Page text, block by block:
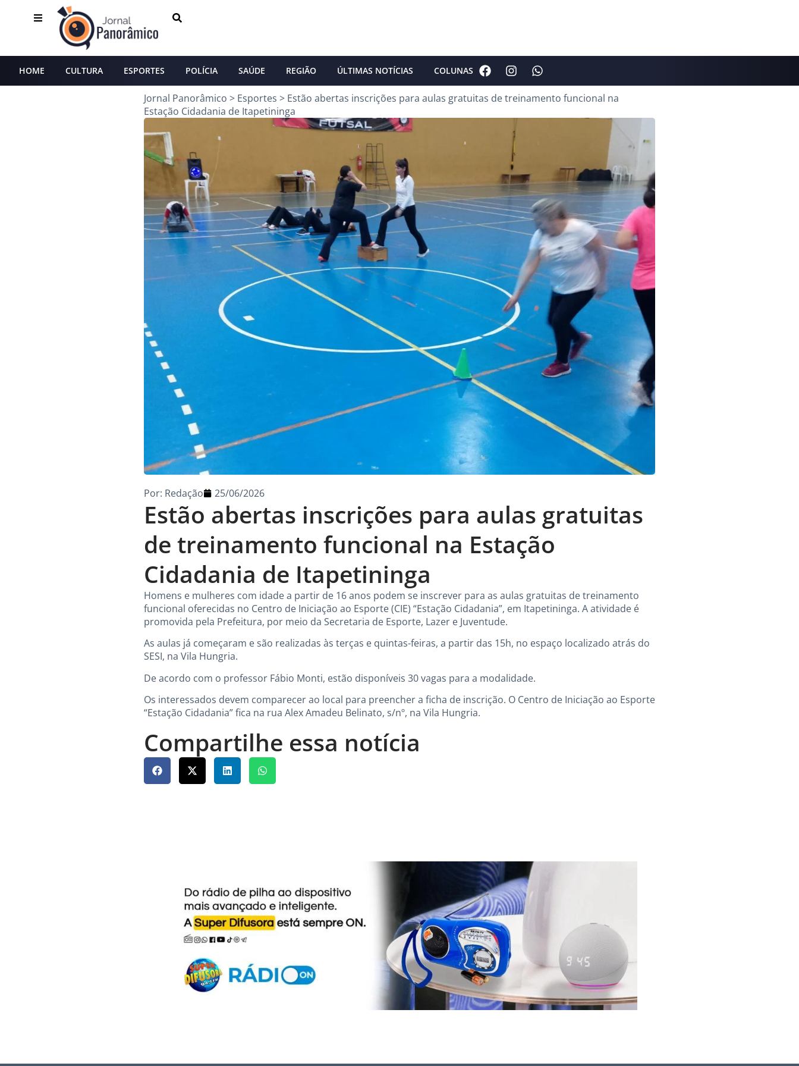
HOME CULTURA ESPORTES POLÍCIA SAÚDE REGIÃO ÚLTIMAS NOTÍCIAS COLUNAS
Jornal Panorâmico > Esportes > Estão abertas inscrições para aulas gratuitas de treinamento funcional na
Estação Cidadania de Itapetininga
Estão abertas inscrições para aulas gratuitas
de treinamento funcional na Estação
Cidadania de Itapetininga
Por: Redação 25/06/2026
Homens e mulheres com idade a partir de 16 anos podem se inscrever para as aulas gratuitas de treinamento
funcional oferecidas no Centro de Iniciação ao Esporte (CIE) “Estação Cidadania”, em Itapetininga. A atividade é
promovida pela Prefeitura, por meio da Secretaria de Esporte, Lazer e Juventude.
As aulas já começaram e são realizadas às terças e quintas-feiras, a partir das 15h, no espaço localizado atrás do
SESI, na Vila Hungria.
De acordo com o professor Fábio Monti, estão disponíveis 30 vagas para a modalidade.
Os interessados devem comparecer ao local para preencher a ficha de inscrição. O Centro de Iniciação ao Esporte
“Estação Cidadania” fica na rua Alex Amadeu Belinato, s/nº, na Vila Hungria.
Compartilhe essa notícia